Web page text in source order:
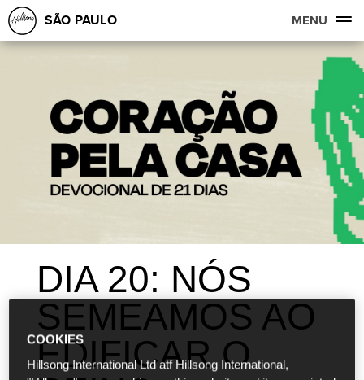
SÃO PAULO MENU
DIA 20: NÓS
SEMEAMOS AO
EDIFICAR O
COOKIES
Hillsong International Ltd atf Hillsong International,